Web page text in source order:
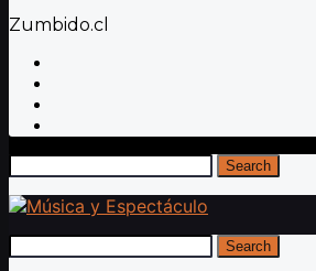
Zumbido.cl
Search
Search